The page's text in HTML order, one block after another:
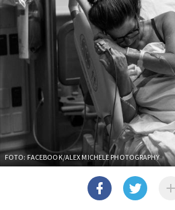
FOTO: FACEBOOK/ALEX MICHELE PHOTOGRAPHY